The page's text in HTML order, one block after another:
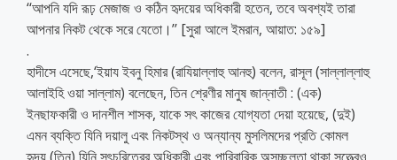
‘‘আপনি যদি রূঢ় মেজাজ ও কঠিন হৃদয়ের অধিকারী হতেন, তবে অবশ্যই তারা
আপনার নিকট থেকে সরে যেতো।’’ [সুরা আলে ইমরান, আয়াত: ১৫৯]
.
হাদীসে এসেছে,‘ইয়ায ইবনু হিমার (রাযিয়াল্লাহু আনহু) বলেন, রাসূল (সাল্লাল্লাহু
আলাইহি ওয়া সাল্লাম) বলেছেন, তিন শ্রেণীর মানুষ জান্নাতী : (এক)
ইনছাফকারী ও দানশীল শাসক, যাকে সৎ কাজের যোগ্যতা দেয়া হয়েছে, (দুই)
এমন ব্যক্তি যিনি দয়ালু এবং নিকটস্থ ও অন্যান্য মুসলিমদের প্রতি কোমল
হৃদয় (তিন) যিনি সৎচরিত্রের অধিকারী এবং পারিবারিক অসচ্ছলতা থাকা সত্ত্বেও